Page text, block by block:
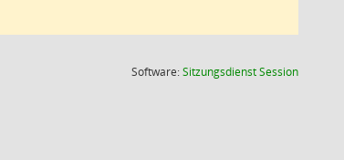
Software:SitzungsdienstSession(Wird in